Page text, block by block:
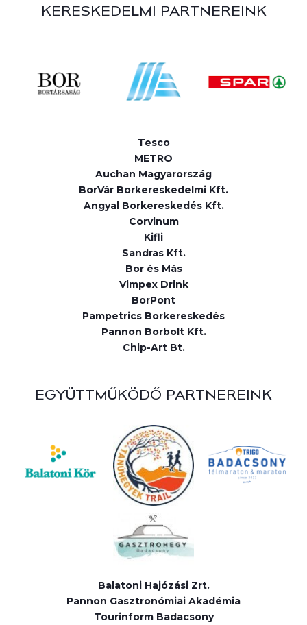
KERESKEDELMI PARTNEREINK
Tesco
METRO
Auchan Magyarország
BorVár Borkereskedelmi Kft.
Angyal Borkereskedés Kft.
Corvinum
Kifli
Sandras Kft.
Bor és Más
Vimpex Drink
BorPont
Pampetrics Borkereskedés
Pannon Borbolt Kft.
Chip-Art Bt.
EGYÜTTMŰKÖDŐ PARTNEREINK
Balatoni Hajózási Zrt.
Pannon Gasztronómiai Akadémia
Tourinform Badacsony